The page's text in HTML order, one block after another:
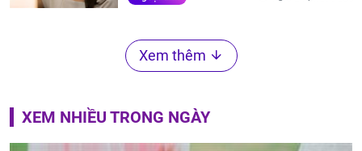
Xem thêm
XEM NHIỀU TRONG NGÀY